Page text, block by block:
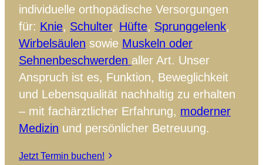
individuelle orthopädische Versorgungen
für: Knie, Schulter, Hüfte, Sprunggelenk,
Wirbelsäulen sowie Muskeln oder
Sehnenbeschwerden aller Art. Unser
Anspruch ist es, Funktion, Beweglichkeit
und Lebensqualität nachhaltig zu erhalten
– mit fachärztlicher Erfahrung, moderner
Medizin und persönlicher Betreuung.
Jetzt Termin buchen!